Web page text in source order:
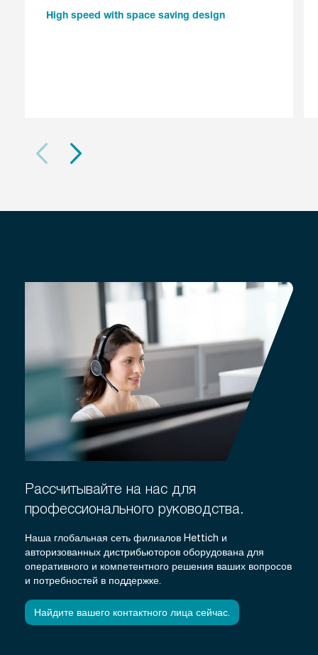
High speed with space saving design
Рассчитывайте на нас для
профессионального руководства.
Наша глобальная сеть филиалов Hettich и
авторизованных дистрибьюторов оборудована для
оперативного и компетентного решения ваших вопросов
и потребностей в поддержке.
Найдите вашего контактного лица сейчас.